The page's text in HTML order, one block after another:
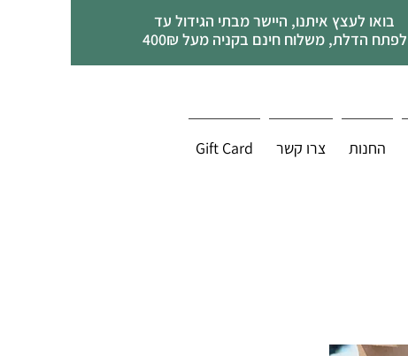
בואו לעצץ איתנו, היישר מבתי הגידול עד
לפתח הדלת, משלוח חינם בקניה מעל 400₪
החנות צרו קשר Gift Card